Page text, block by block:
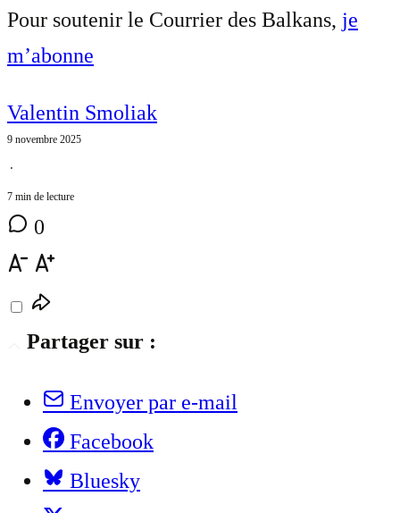
Pour soutenir le Courrier des Balkans, je
m’abonne
Valentin Smoliak
9 novembre 2025
⋅
7 min de lecture
0
Partager sur :
Envoyer par e-mail
Facebook
Bluesky